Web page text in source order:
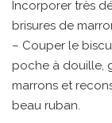
Incorporer très
brisures de
– Couper le
poche à douille,
marrons et
beau ruban.